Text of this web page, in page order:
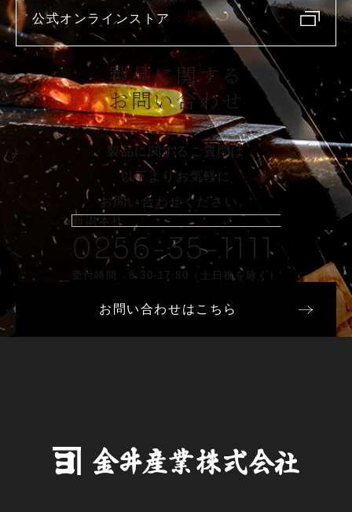
公式オンラインストア
製品に関する
お問い合わせ
製品に関するご質問は
以下よりお気軽に
お問い合わせください。
新潟本社
0256-35-1111
受付時間 8:30-17:30（土日祝を除く）
お問い合わせはこちら